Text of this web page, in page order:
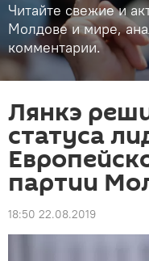
Читайте свежие и
Молдове и мире,
комментарии.
Лянкэ
статуса
партии
18:50 22.08.2019